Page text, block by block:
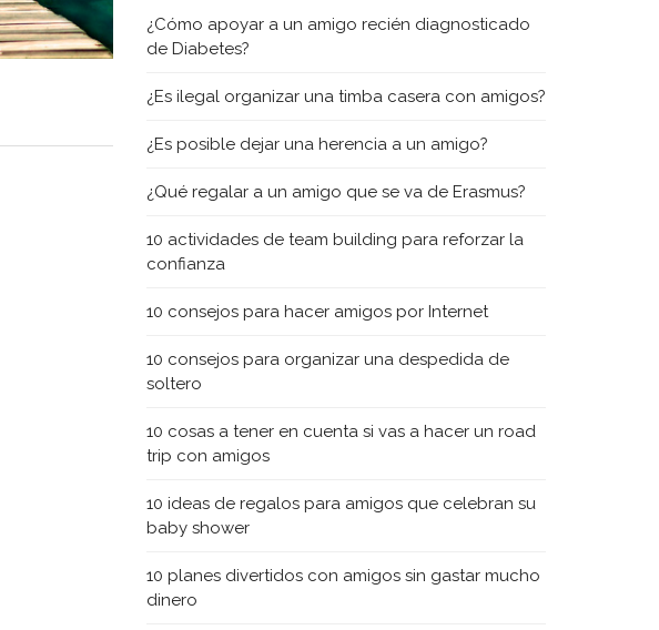
¿Cómo apoyar a un amigo recién diagnosticado
de Diabetes?
¿Es ilegal organizar una timba casera con amigos?
¿Es posible dejar una herencia a un amigo?
¿Qué regalar a un amigo que se va de Erasmus?
10 actividades de team building para reforzar la
confianza
10 consejos para hacer amigos por Internet
10 consejos para organizar una despedida de
soltero
10 cosas a tener en cuenta si vas a hacer un road
trip con amigos
10 ideas de regalos para amigos que celebran su
baby shower
10 planes divertidos con amigos sin gastar mucho
dinero